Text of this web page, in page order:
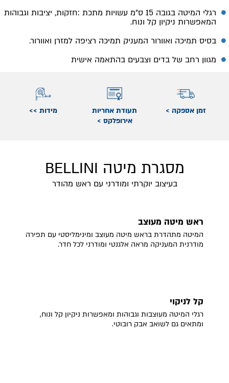
רגלי המיטה בגובה 15 ס״מ עשויות מתכת :חזקות, יציבות וגבוהות
המאפשרות ניקיון קל ונוח.
בסיס תמיכה ואוורור המעניק תמיכה רציפה למזרן ואוורור.
מגוון רחב של בדים וצבעים בהתאמה אישית
זמן אספקה >
תעודת אחריות
אירופלקס >
מידות >>
מסגרת מיטה BELLINI
בעיצוב יוקרתי ומודרני עם ראש מהודר
ראש מיטה מעוצב
המיטה מתהדרת בראש מיטה מעוצב ומינימליסטי עם תפירה
מודרנית המעניקה מראה אלגנטי ומודרני לכל חדר.
קל לניקוי
רגלי המיטה מעוצבות וגבוהות ומאפשרות ניקיון קל ונוח,
ומתאים גם לשואב אבק רובוטי.